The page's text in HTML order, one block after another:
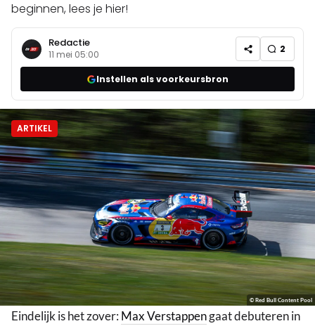
beginnen, lees je hier!
Redactie
11 mei 05:00 2
Instellen als voorkeursbron
ARTIKEL
© Red Bull Content Pool
Eindelijk is het zover: Max Verstappengaat debuteren in